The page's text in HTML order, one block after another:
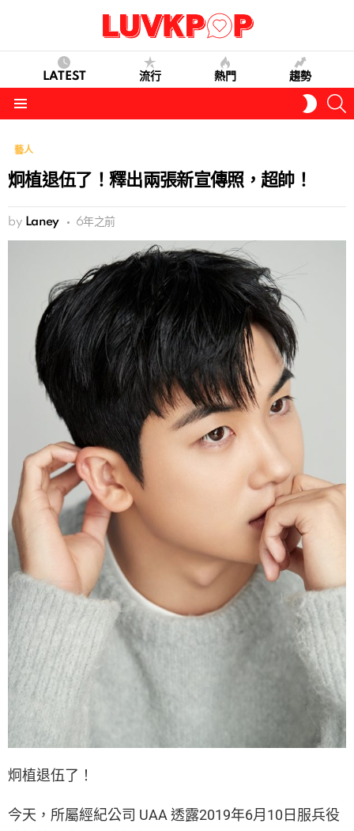
LATEST 流行 熱門 趨勢
SKIN
藝人
炯植退伍了！釋出兩張新宣傳照，超帥！
by Laney 6年之前
炯植退伍了！
今天，所屬經紀公司 UAA 透露2019年6月10日服兵役